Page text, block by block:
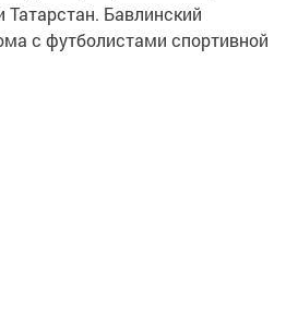
Татарстан. Бавлинский
с футболистами спортивной